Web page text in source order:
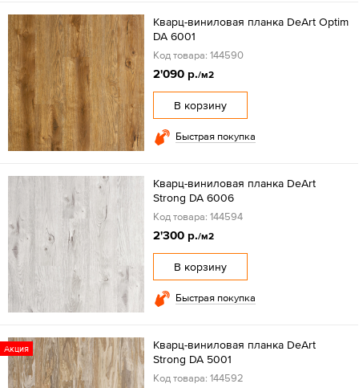
Кварц-виниловая планка DeArt Optim
DA 6001
Код товара: 144590
2'090 р./м2
В корзину
Быстрая покупка
Кварц-виниловая планка DeArt
Strong DA 6006
Код товара: 144594
2'300 р./м2
В корзину
Быстрая покупка
Акция
Кварц-виниловая планка DeArt
Strong DA 5001
Код товара: 144592